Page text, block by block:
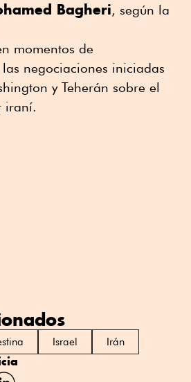
Bagheri, según la
momentos de
negociaciones iniciadas
y Teherán sobre el
iraní.
Israel Irán